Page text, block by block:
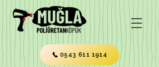
0543 611 1914